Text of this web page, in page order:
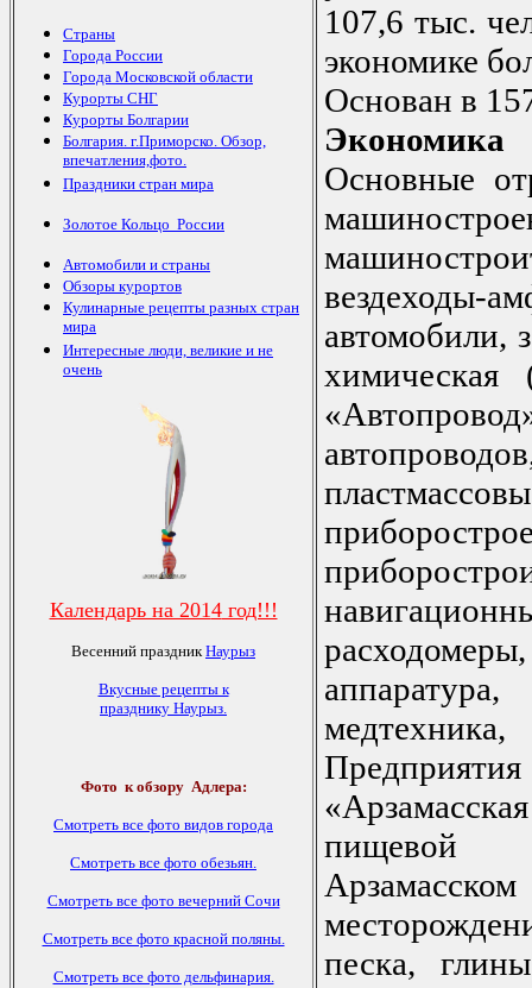
Страны
Города России
Города Московской области
Курорты СНГ
Курорты Болгарии
Болгария. г.Приморско. Обзор,
впечатления,фото.
Праздники стран мира
Золотое Кольцо России
Автомобили и страны
Обзоры курортов
Кулинарные рецепты разных стран
мира
Интересные люди, великие и не
очень
Календарь на 2014год!!!
Весенний праздникНаурыз
Вкусные рецепты к
празднику Наурыз.
Фото к обзору Адлера:
Смотреть все фото видов города
Смотреть все фото обезьян.
Смотреть все фото вечерний Сочи
Смотреть все фото красной поляны.
Смотреть все фото дельфинария.
107,6 тыс.
экономике
Основан в
Экономика
Основные
вездеходы-
автомобили,
пищевой
песка,